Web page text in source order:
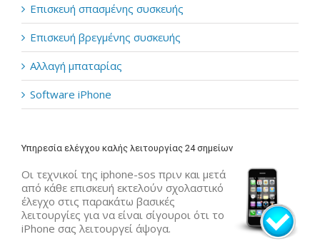
Επισκευή σπασμένης συσκευής
Επισκευή βρεγμένης συσκευής
Αλλαγή μπαταρίας
Software iPhone
Υπηρεσία ελέγχου καλής λειτουργίας 24 σημείων
Οι τεχνικοί της iphone-sos πριν και μετά
από κάθε επισκευή εκτελούν σχολαστικό
έλεγχο στις παρακάτω βασικές
λειτουργίες για να είναι σίγουροι ότι το
iPhone σας λειτουργεί άψογα.